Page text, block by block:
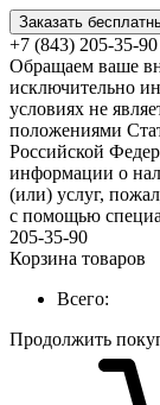
Заказать
+7 (843) 205-35-90
Обращаем ваше
исключительно
условиях не
положениями
Российской
информации о
(или) услуг,
с помощью
205-35-90
Корзина товаров
Всего:
Продолжить